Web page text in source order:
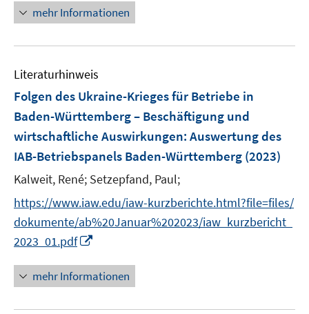
nu
s
t
ö
f
mehr Informationen
Literaturhinweis
Folgen des Ukraine-Krieges für Betriebe in
Baden-Württemberg – Beschäftigung und
wirtschaftliche Auswirkungen: Auswertung des
IAB-Betriebspanels Baden-Württemberg (2023)
Kalweit, René; Setzepfand, Paul;
https://www.iaw.edu/iaw-kurzberichte.html?file=files/
dokumente/ab%20Januar%202023/iaw_kurzbericht_
2023_01.pdf
n
e
u
mehr Informationen